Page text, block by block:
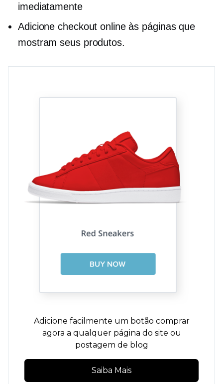
imediatamente
Adicione checkout online às páginas que
mostram seus produtos.
Adicione facilmente um botão comprar
agora a qualquer página do site ou
postagem de blog
Saiba Mais